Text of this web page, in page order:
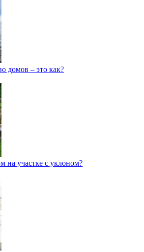
домов – это как?
на участке с уклоном?